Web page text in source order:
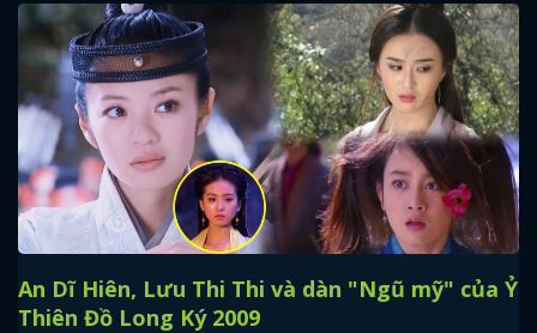
An Dĩ Hiên, Lưu Thi Thi và dàn "Ngũ mỹ" của Ỷ
Thiên Đồ Long Ký 2009